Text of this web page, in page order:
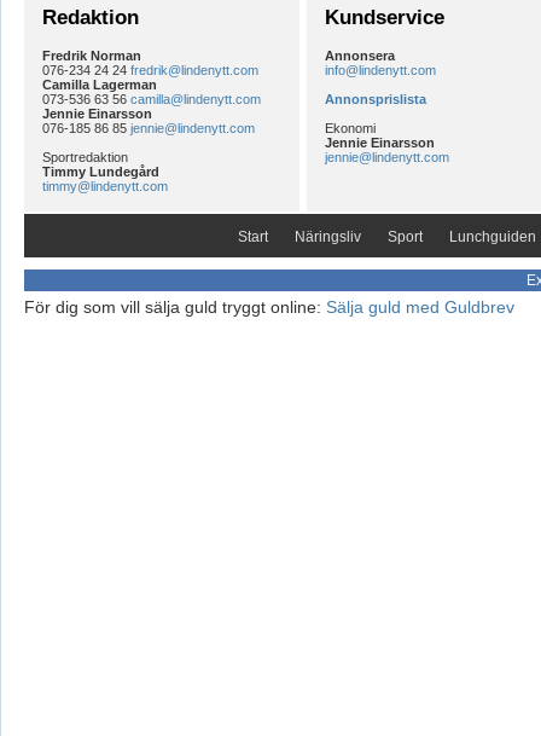
Redaktion
Fredrik Norman
076-234 24 24 fredrik@lindenytt.com
Camilla Lagerman
073-536 63 56 camilla@lindenytt.com
Jennie Einarsson
076-185 86 85 jennie@lindenytt.com
Sportredaktion
Timmy Lundegård
timmy@lindenytt.com
Kundservice
Annonsera
info@lindenytt.com
Annonsprislista
Ekonomi
Jennie Einarsson
jennie@lindenytt.com
Start Näringsliv Sport Lunchguiden
För dig som vill sälja guld tryggt online: Sälja guld med Guldbrev